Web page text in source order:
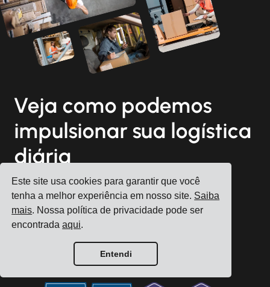
Este site usa cookies para garantir que você
tenha a melhor experiência em nosso site. Saiba
mais. Nossa política de privacidade pode ser
encontradaaqui.
Entendi
Veja como podemos
impulsionar sua logística
diária
Registrar conta
Agende uma consulta gratuita